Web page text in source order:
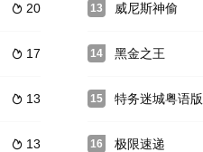
 20
 17
 13
 13
13 威尼斯神偷
14 黑金之王
15 特务迷城粤语版
16 极限速递